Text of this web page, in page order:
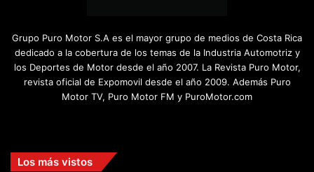
Grupo Puro Motor S.A es el mayor grupo de medios de Costa Rica
dedicado a la cobertura de los temas de la Industria Automotriz y
los Deportes de Motor desde el año 2007. La Revista Puro Motor,
revista oficial de Expomovil desde el año 2009. Además Puro
Motor TV, Puro Motor FM y PuroMotor.com
Los más vistos